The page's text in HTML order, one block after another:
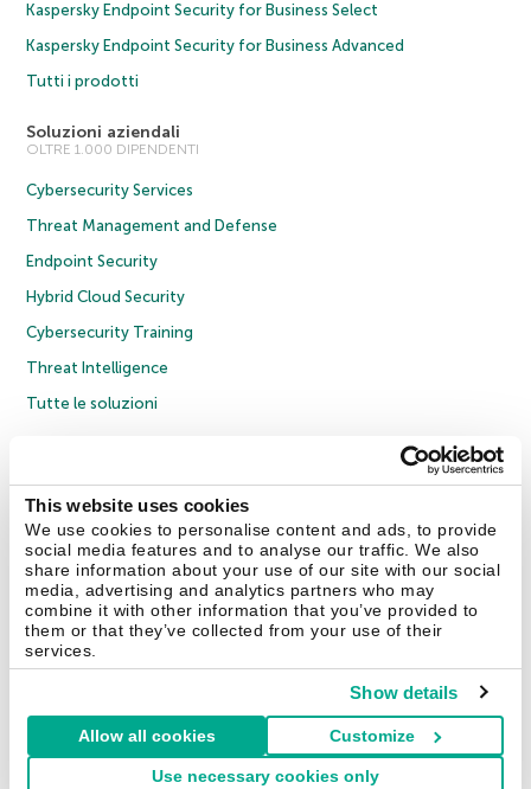
This website uses cookies
We use cookies to personalise content and ads, to provide
social media features and to analyse our traffic. We also
share information about your use of our site with our social
media, advertising and analytics partners who may
combine it with other information that you’ve provided to
them or that they’ve collected from your use of their
services.
Show details
Allow all cookies Customize
Use necessary cookies only
Kaspersky Endpoint Security for Business Select
Kaspersky Endpoint Security for Business Advanced
Tutti i prodotti
Soluzioni aziendali
OLTRE 1.000 DIPENDENTI
Cybersecurity Services
Threat Management and Defense
Endpoint Security
Hybrid Cloud Security
Cybersecurity Training
Threat Intelligence
Tutte le soluzioni
Informativa sulla privacy
Policy anticorruzione
Contratto di licenza B2C
Cookies
Contatti Chi siamo Partner Blog Centro risorse Comunicati stampa
Securelist Eugene Personal Blog Encyclopedia
Italia & Svizzera